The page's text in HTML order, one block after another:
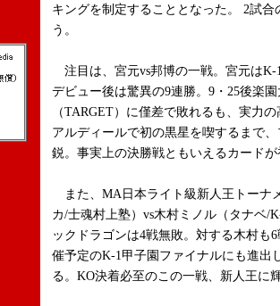
キングを制定することとなった。 2試
う。
注目は、宮元vs邦博の一戦。宮元はK-
デビュー後は驚異の9連勝。9・25後楽
（TARGET）に僅差で敗れるも、実力
アルディールで初の黒星を喫するまで
鋭。事実上の決勝戦ともいえるカード
また、MA日本ライト級新人王トーナ
カ/士魂村上塾）vs木村ミノル（タナベ/
ックドラゴンは4戦無敗。対する木村も
催予定のK-1甲子園ファイナルにも進出
る。KO決着必至のこの一戦、新人王に